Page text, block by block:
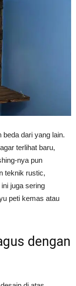
beda dari yang lain.
terlihat baru,
nya pun
teknik rustic,
juga sering
peti kemas atau
dengan